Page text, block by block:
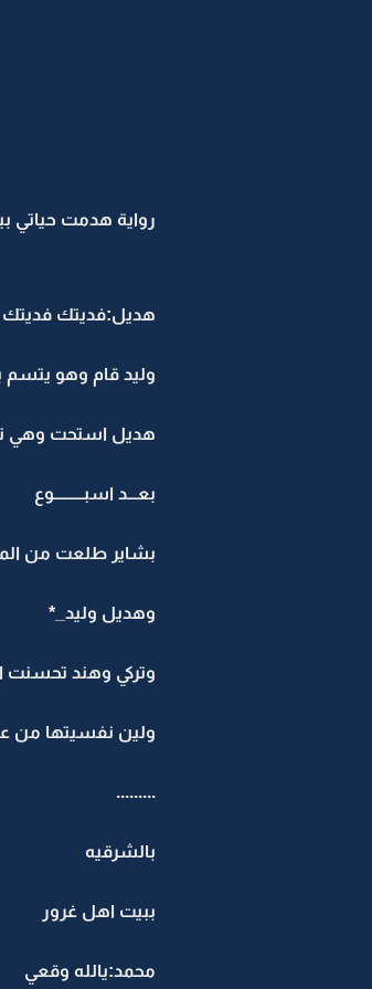
رواية هدمت حياتي
هديل:فديتك
وليد قام وهو يتسم
هديل استحت وهي
بعـــد اسبـــــــــوع
بشاير طلعت من
وهديل وليد_*
وتركي وهند تحسنت
ولين نفسيتها من
.........
بالشرقيه
ببيت اهل غرور
محمد:يالله وقعي